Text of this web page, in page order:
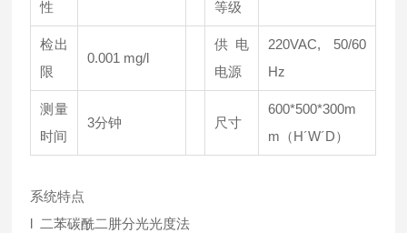
性
等级
检出
限
0.001 mg/l
供电
电源
220VAC, 50/60
Hz
测量
时间
3分钟 尺寸
600*500*300m
m（H´W´D）
系统特点
l 二苯碳酰二肼分光光度法